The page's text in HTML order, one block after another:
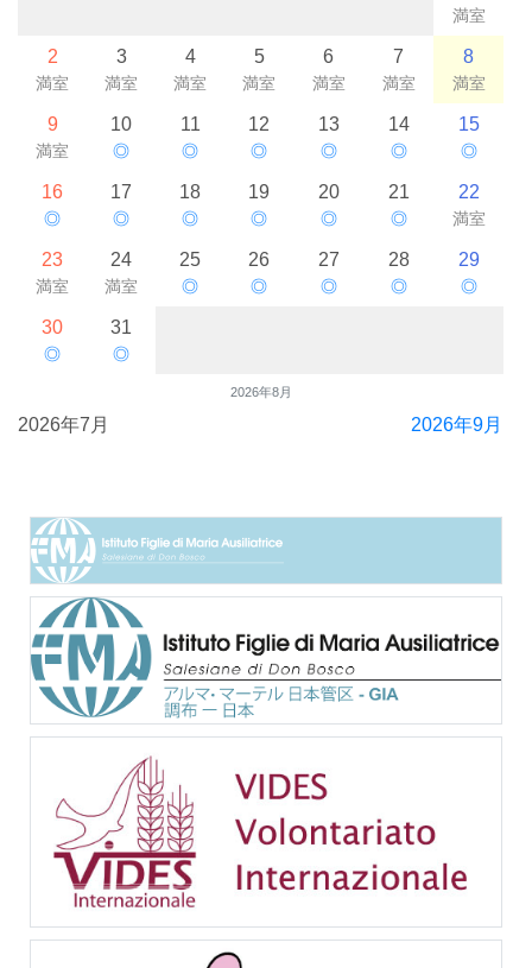
2026年8月
満室
2
満室
3
満室
4
満室
5
満室
6
満室
7
満室
8
満室
9
満室
10
◎
11
◎
12
◎
13
◎
14
◎
15
◎
16
◎
17
◎
18
◎
19
◎
20
◎
21
◎
22
満室
23
満室
24
満室
25
◎
26
◎
27
◎
28
◎
29
◎
30
◎
31
◎
2026年7月 2026年9月